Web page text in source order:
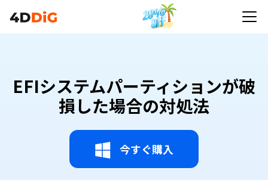
EFIシステムパーティションが破
損した場合の対処法
今すぐ購入